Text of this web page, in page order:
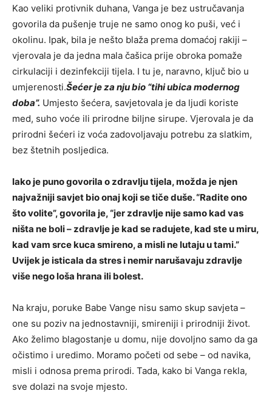
Kao veliki protivnik duhana, Vanga je bez ustručavanja
govorila da pušenje truje ne samo onog ko puši, već i
okolinu. Ipak, bila je nešto blaža prema domaćoj rakiji –
vjerovala je da jedna mala čašica prije obroka pomaže
cirkulaciji i dezinfekciji tijela. I tu je, naravno, ključ bio u
umjerenosti.Šećer je za nju bio “tihi ubica modernog
doba”. Umjesto šećera, savjetovala je da ljudi koriste
med, suho voće ili prirodne biljne sirupe. Vjerovala je da
prirodni šećeri iz voća zadovoljavaju potrebu za slatkim,
bez štetnih posljedica.
Iako je puno govorila o zdravlju tijela, možda je njen
najvažniji savjet bio onaj koji se tiče duše. “Radite ono
što volite”, govorila je, “jer zdravlje nije samo kad vas
ništa ne boli – zdravlje je kad se radujete, kad ste u miru,
kad vam srce kuca smireno, a misli ne lutaju u tami.”
Uvijek je isticala da stres i nemir narušavaju zdravlje
više nego loša hrana ili bolest.
Na kraju, poruke Babe Vange nisu samo skup savjeta –
one su poziv na jednostavniji, smireniji i prirodniji život.
Ako želimo blagostanje u domu, nije dovoljno samo da ga
očistimo i uredimo. Moramo početi od sebe – od navika,
misli i odnosa prema prirodi. Tada, kako bi Vanga rekla,
sve dolazi na svoje mjesto.